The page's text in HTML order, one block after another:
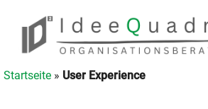
Startseite » User Experience